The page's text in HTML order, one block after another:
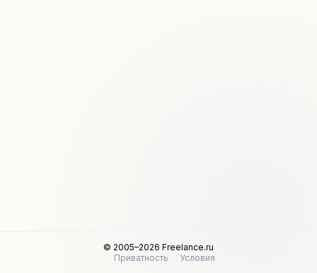
© 2005–2026 Freelance.ru
Приватность
Условия